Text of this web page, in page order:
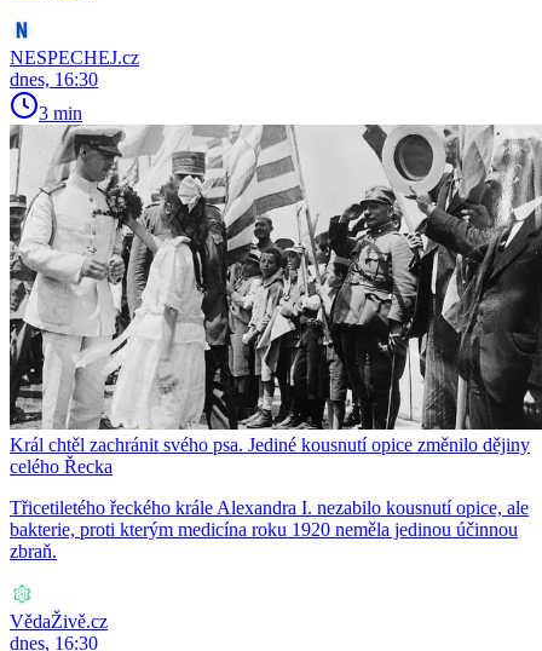
NESPECHEJ.cz
dnes, 16:30
3 min
Král chtěl zachránit svého psa. Jediné kousnutí opice změnilo dějiny
celého Řecka
Třicetiletého řeckého krále Alexandra I. nezabilo kousnutí opice, ale
bakterie, proti kterým medicína roku 1920 neměla jedinou účinnou
zbraň.
VědaŽivě.cz
dnes, 16:30